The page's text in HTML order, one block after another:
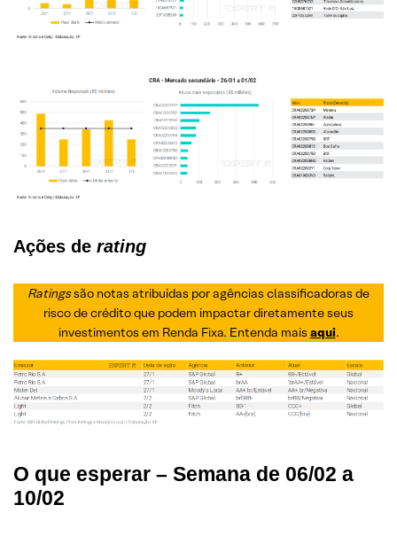
Ações de rating
Ratingssão notas atribuídas por agências classificadoras de
risco de crédito que podem impactar diretamente seus
investimentos em Renda Fixa. Entenda mais aqui.
O que esperar – Semana de 06/02 a
10/02